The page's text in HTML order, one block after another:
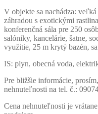
V objekte sa nachádza:
záhradou s exotickými
konferenčná sála pre 250
salóniky, kancelárie, šatne,
využitie, 25 m krytý bazén,
IS: plyn, obecná voda,
Pre bližšie informácie,
nehnuteľnosti na tel. č.:
Cena nehnuteľnosti je